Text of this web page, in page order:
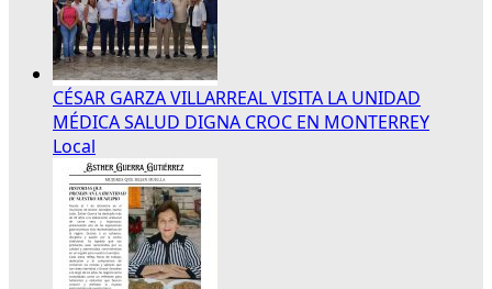
CÉSAR GARZA VILLARREAL VISITA LA UNIDAD
MÉDICA SALUD DIGNA CROC EN MONTERREY
Local